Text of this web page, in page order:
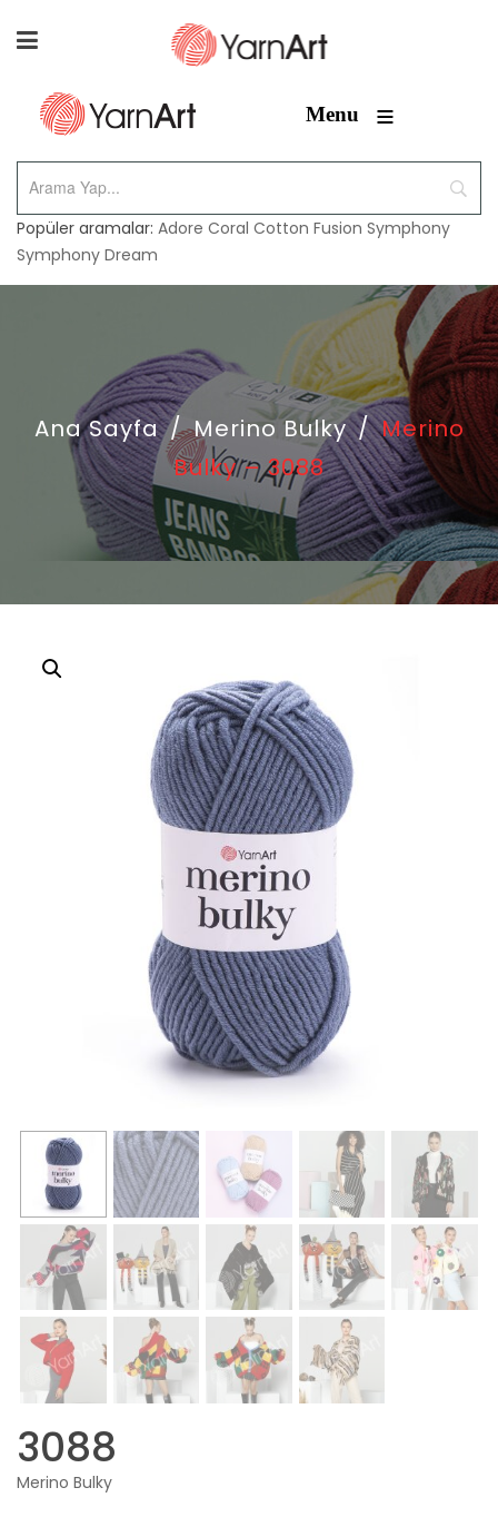
Menu ≡
Popüler aramalar: Adore Coral Cotton Fusion Symphony
Symphony Dream
Ana Sayfa / Merino Bulky / Merino
Bulky – 3088
3088
Merino Bulky